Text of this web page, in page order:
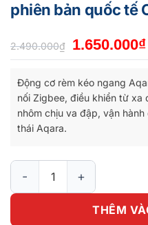
phiên bản quốc tế
2.490.000₫
Giá
gốc
là:
1.650.000₫
Động cơ rèm kéo ngang
nối Zigbee, điều khiển từ xa
nhôm chịu va đập, vận
thái Aqara.
THÊM